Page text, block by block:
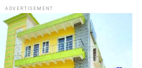
अब जेल जैसा माहौल नहीं,
जैसा घर!
विकास विभाग की ओर से इसके लिए ‘आलंबन
तैयार की जा रही है। इस योजना का उद्देश्य
ADVERTISEMENT